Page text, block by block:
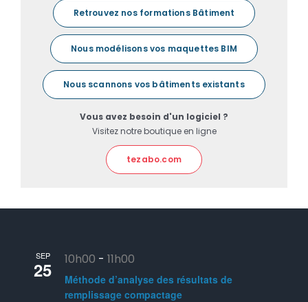
Retrouvez nos formations Bâtiment
Nous modélisons vos maquettes BIM
Nous scannons vos bâtiments existants
Vous avez besoin d'un logiciel ?
Visitez notre boutique en ligne
tezabo.com
SEP
25 10h00 - 11h00
Méthode d’analyse des résultats de
remplissage compactage